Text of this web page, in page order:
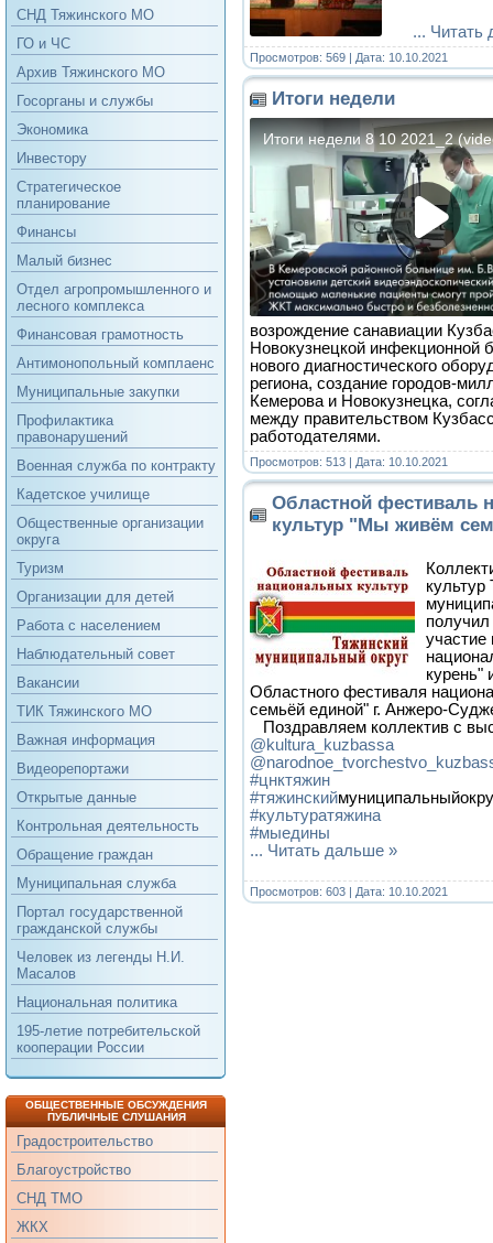
СНД Тяжинского МО
ГО и ЧС
Архив Тяжинского МО
Госорганы и службы
Экономика
Инвестору
Стратегическое
планирование
Финансы
Малый бизнес
Отдел агропромышленного и
лесного комплекса
Финансовая грамотность
Антимонопольный комплаенс
Муниципальные закупки
Профилактика
правонарушений
Военная служба по контракту
Кадетское училище
Общественные организации
округа
Туризм
Организации для детей
Работа с населением
Наблюдательный совет
Вакансии
ТИК Тяжинского МО
Важная информация
Видеорепортажи
Открытые данные
Контрольная деятельность
Обращение граждан
Муниципальная служба
Портал государственной
гражданской службы
Человек из легенды Н.И.
Масалов
Национальная политика
195-летие потребительской
кооперации России
ОБЩЕСТВЕННЫЕ ОБСУЖДЕНИЯ
ПУБЛИЧНЫЕ СЛУШАНИЯ
Градостроительство
Благоустройство
СНД ТМО
ЖКХ
... Читать
Просмотров: 569 | Дата: 10.10.2021
Итоги недели
возрождение санавиации
Новокузнецкой инфекционной
нового диагностического
региона, создание городов-
Кемерова и Новокузнецка,
между правительством
работодателями.
Просмотров: 513 | Дата: 10.10.2021
Областной фестиваль
культур "Мы живём
культур
участие
курень"
Областного фестиваля
семьёй единой" г. Анжеро-
Поздравляем коллектив с
@kultura_kuzbassa
#цнктяжин
#тяжинскии
#культуратяжина
#мыедины
... Читать дальше »
Просмотров: 603 | Дата: 10.10.2021